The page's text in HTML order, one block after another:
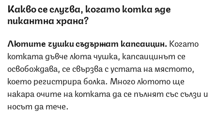
Какво се случва, когато котка яде
пикантна храна?
Лютите чушки съдържат капсаицин. Когато
котката дъвче люта чушка, капсаицинът се
освобождава, се свързва с устата на мястото,
което регистрира болка. Много лютото ще
накара очите на котката да се пълнят със сълзи и
носът да тече.